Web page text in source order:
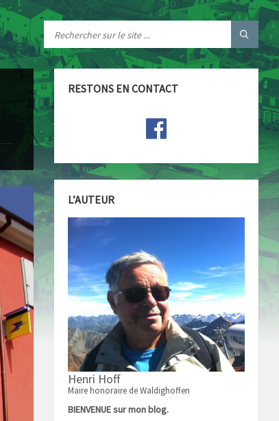
RESTONS EN CONTACT
L’AUTEUR
Henri Hoff
Maire honoraire de Waldighoffen
BIENVENUE sur mon blog.